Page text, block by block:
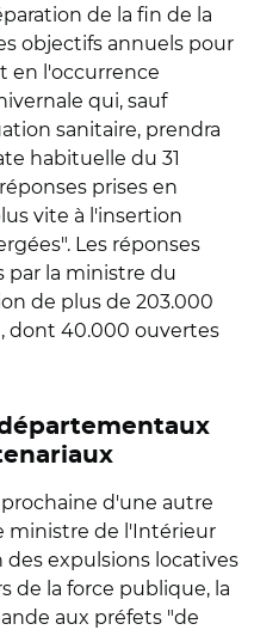
de la fin de la
objectifs annuels pour
en l'occurrence
qui, sauf
sanitaire, prendra
habituelle du 31
prises en
vite à l'insertion
Les réponses
par la ministre du
de plus de 203.000
dont 40.000 ouvertes
d'une autre
ministre de l'Intérieur
expulsions locatives
de la force publique, la
aux préfets "de